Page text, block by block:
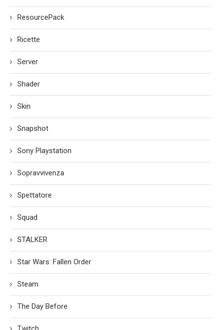
ResourcePack
Ricette
Server
Shader
Skin
Snapshot
Sony Playstation
Sopravvivenza
Spettatore
Squad
STALKER
Star Wars: Fallen Order
Steam
The Day Before